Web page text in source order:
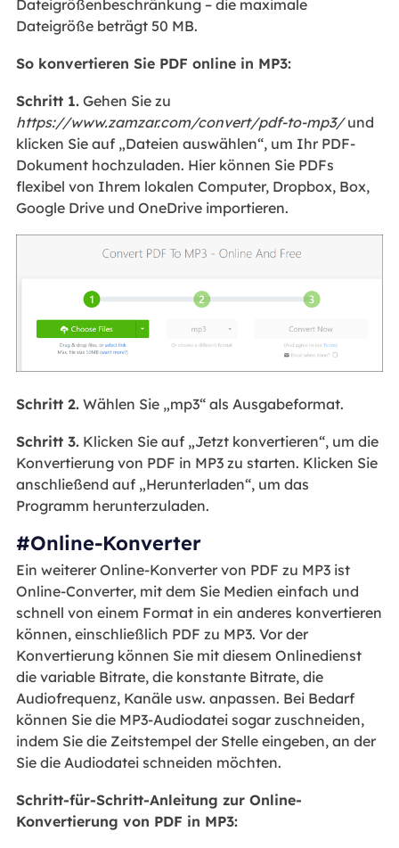
Dateigrößenbeschränkung – die maximale
Dateigröße beträgt 50 MB.
So konvertieren Sie PDF online in MP3:
Schritt 1.Gehen Sie zu
https://www.zamzar.com/convert/pdf-to-mp3/und
klicken Sie auf „Dateien auswählen“, um Ihr PDF-
Dokument hochzuladen. Hier können Sie PDFs
flexibel von Ihrem lokalen Computer, Dropbox, Box,
Google Drive und OneDrive importieren.
Schritt 2.Wählen Sie „mp3“ als Ausgabeformat.
Schritt 3.Klicken Sie auf „Jetzt konvertieren“, um die
Konvertierung von PDF in MP3 zu starten. Klicken Sie
anschließend auf „Herunterladen“, um das
Programm herunterzuladen.
#Online-Konverter
Ein weiterer Online-Konverter von PDF zu MP3 ist
Online-Converter, mit dem Sie Medien einfach und
schnell von einem Format in ein anderes konvertieren
können, einschließlich PDF zu MP3. Vor der
Konvertierung können Sie mit diesem Onlinedienst
die variable Bitrate, die konstante Bitrate, die
Audiofrequenz, Kanäle usw. anpassen. Bei Bedarf
können Sie die MP3-Audiodatei sogar zuschneiden,
indem Sie die Zeitstempel der Stelle eingeben, an der
Sie die Audiodatei schneiden möchten.
Schritt-für-Schritt-Anleitung zur Online-
Konvertierung von PDF in MP3: